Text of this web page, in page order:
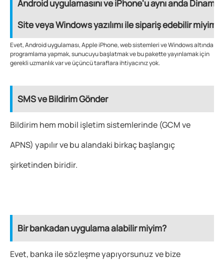
Android uygulamasını ve iPhone'u aynı anda Dinamik
Site veya Windows yazılımı ile sipariş edebilir miyim?
Evet, Android uygulaması, Apple iPhone, web sistemleri ve Windows altında
programlama yapmak, sunucuyu başlatmak ve bu pakette yayınlamak için
gerekli uzmanlık var ve üçüncü taraflara ihtiyacınız yok.
SMS ve Bildirim Gönder
Bildirim hem mobil işletim sistemlerinde (GCM ve
APNS) yapılır ve bu alandaki birkaç başlangıç ​​
şirketinden biridir.
Bir bankadan uygulama alabilir miyim?
Evet, banka ile sözleşme yapıyorsunuz ve bize